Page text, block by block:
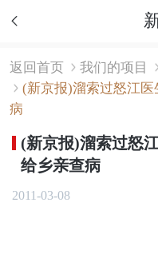
返回首页 我们的项目
(新京报)溜索过怒江
病
(新京报)溜索过怒
给乡亲查病
2011-03-08